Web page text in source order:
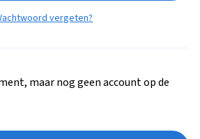
vergeten?
maar nog geen account op de